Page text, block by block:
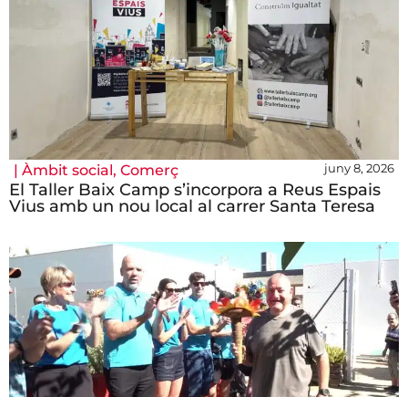
| Àmbit social, Comerç juny 8, 2026
El Taller Baix Camp s’incorpora a Reus Espais
Vius amb un nou local al carrer Santa Teresa